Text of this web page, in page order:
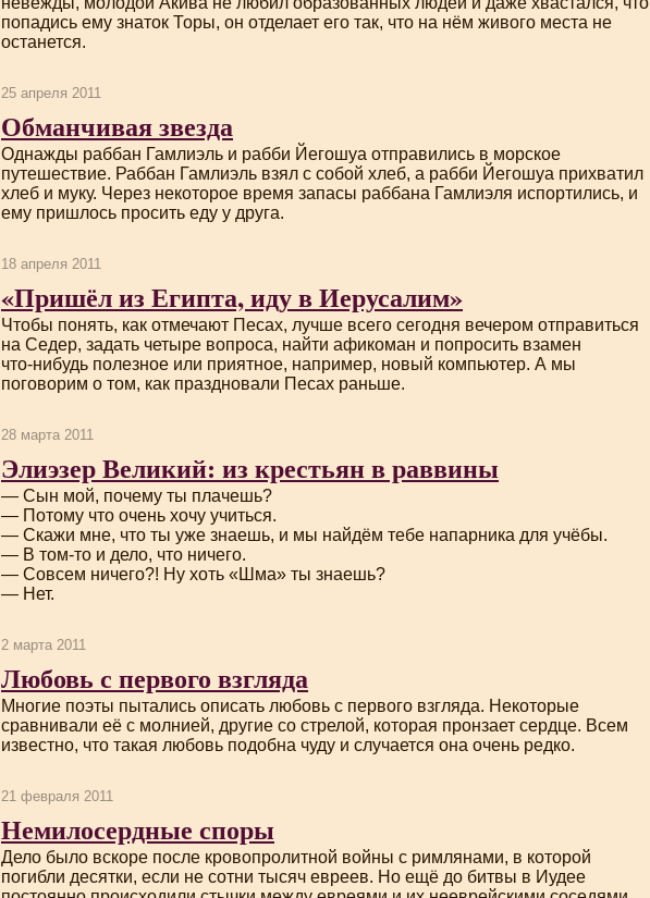
попадись ему знаток Торы, он отделает его так, что на нём живого места не
останется.
25 апреля 2011
Обманчивая звезда
Однажды раббан Гамлиэль и рабби Йегошуа отправились в морское
путешествие. Раббан Гамлиэль взял с собой хлеб, а рабби Йегошуа прихватил
хлеб и муку. Через некоторое время запасы раббана Гамлиэля испортились, и
ему пришлось просить еду у друга.
18 апреля 2011
«Пришёл из Египта, иду в Иерусалим»
Чтобы понять, как отмечают Песах, лучше всего сегодня вечером отправиться
на Седер, задать четыре вопроса, найти афикоман и попросить взамен
что-нибудь полезное или приятное, например, новый компьютер. А мы
поговорим о том, как праздновали Песах раньше.
28 марта 2011
Элиэзер Великий: из крестьян в раввины
— Сын мой, почему ты плачешь?
— Потому что очень хочу учиться.
— Скажи мне, что ты уже знаешь, и мы найдём тебе напарника для учёбы.
— В том-то и дело, что ничего.
— Совсем ничего?! Ну хоть «Шма» ты знаешь?
— Нет.
2 марта 2011
Любовь с первого взгляда
Многие поэты пытались описать любовь с первого взгляда. Некоторые
сравнивали её с молнией, другие со стрелой, которая пронзает сердце. Всем
известно, что такая любовь подобна чуду и случается она очень редко.
21 февраля 2011
Немилосердные споры
Дело было вскоре после кровопролитной войны с римлянами, в которой
погибли десятки, если не сотни тысяч евреев. Но ещё до битвы в Иудее